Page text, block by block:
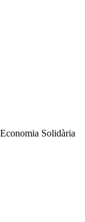
Solidària